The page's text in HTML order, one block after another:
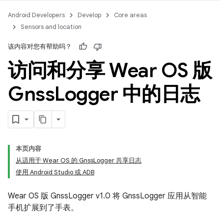
Android Developers Develop
Core areas
Sensors and location
该内容对您有帮助吗？
访问和分享 Wear OS 版
GnssLogger 中的日志
本页内容
从适用于 Wear OS 的 GnssLogger 共享日志
使用 Android Studio 或 ADB
Wear OS 版 GnssLogger v1.0 将 GnssLogger 应用从智能
手机扩展到了手表。